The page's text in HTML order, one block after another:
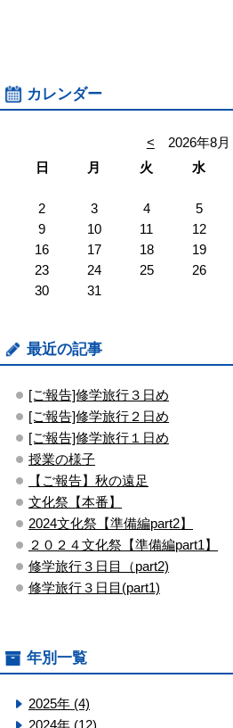
カレンダー
< 2026年8月
日
月 火 水
2
3 4 5
9
10 11 12
16
17 18 19
23
24 25 26
30
31
最近の記事
[ご報告]修学旅行３日め
[ご報告]修学旅行２日め
[ご報告]修学旅行１日め
授業の様子
【ご報告】秋の遠足
文化祭【本番】
2024文化祭【準備編part2】
２０２４文化祭【準備編part1】
修学旅行３日目（part2)
修学旅行３日目(part1)
年別一覧
2025年 (4)